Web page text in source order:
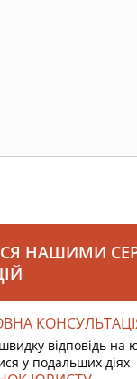
НАШИМИ
відповідь
у подальших діях